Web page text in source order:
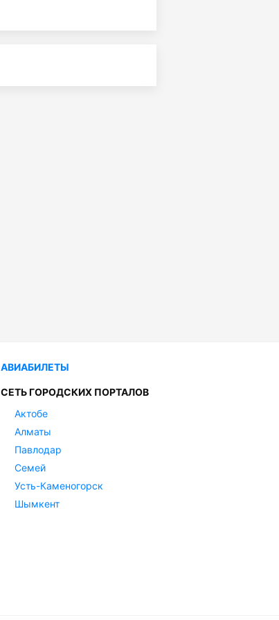
АВИАБИЛЕТЫ
СЕТЬ ГОРОДСКИХ ПОРТАЛОВ
Актобе
Алматы
Павлодар
Семей
Усть-Каменогорск
Шымкент